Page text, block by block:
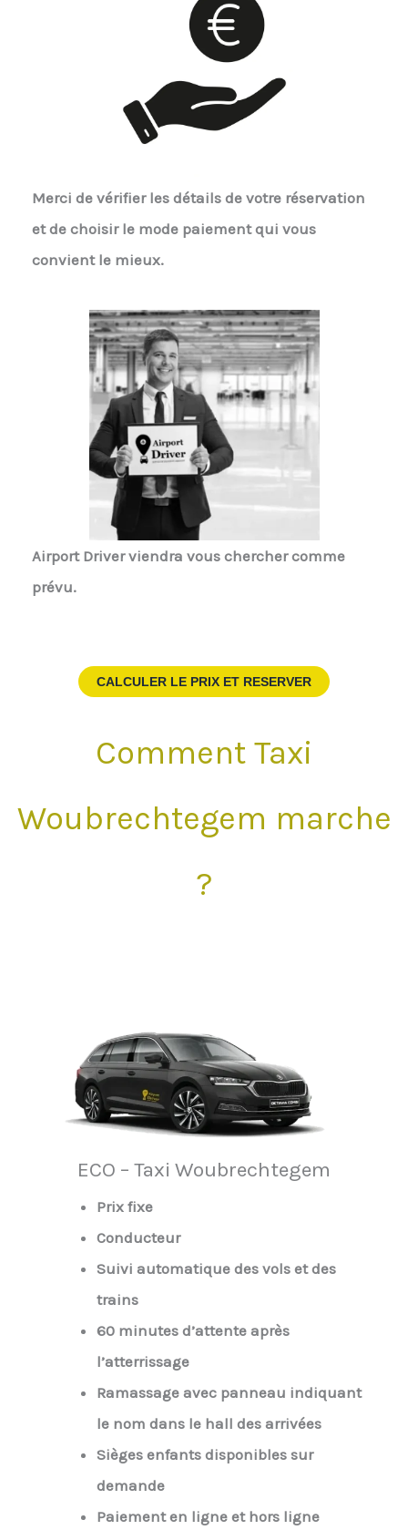
Merci de vérifier les détails de votre réservation
et de choisir le mode paiement qui vous
convient le mieux.
Airport Driverviendra vous chercher comme
prévu.
CALCULER LE PRIX ET RESERVER
Comment Taxi
Woubrechtegem marche
?
ECO – Taxi Woubrechtegem
Prix fixe
Conducteur
Suivi automatique des vols et des
trains
60 minutes d’attente après
l’atterrissage
Ramassage avec panneau indiquant
le nom dans le hall des arrivées
Sièges enfants disponibles sur
demande
Paiement en ligne et hors ligne